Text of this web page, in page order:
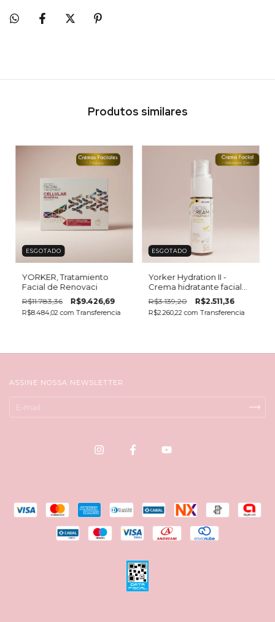
Produtos similares
ESGOTADO
YORKER, Tratamiento
Facial de Renovaci
R$11.783,36 R$9.426,69
R$8.484,02com Transferencia
ESGOTADO
Yorker Hydration II -
Crema hidratante facial
de uso diario con
R$3.139,20 R$2.511,36
R$2.260,22com Transferencia
ASSINE NOSSA NEWSLETTER